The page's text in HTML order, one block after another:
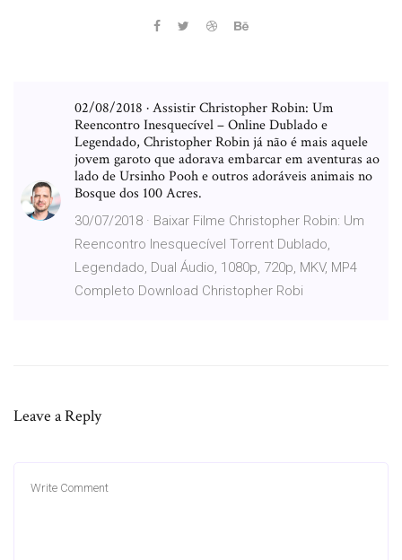
02/08/2018 · Assistir Christopher Robin: Um
Reencontro Inesquecível – Online Dublado e
Legendado, Christopher Robin já não é mais aquele
jovem garoto que adorava embarcar em aventuras ao
lado de Ursinho Pooh e outros adoráveis animais no
Bosque dos 100 Acres.
30/07/2018 · Baixar Filme Christopher Robin: Um
Reencontro Inesquecível Torrent Dublado,
Legendado, Dual Áudio, 1080p, 720p, MKV, MP4
Completo Download Christopher Robi
Leave a Reply